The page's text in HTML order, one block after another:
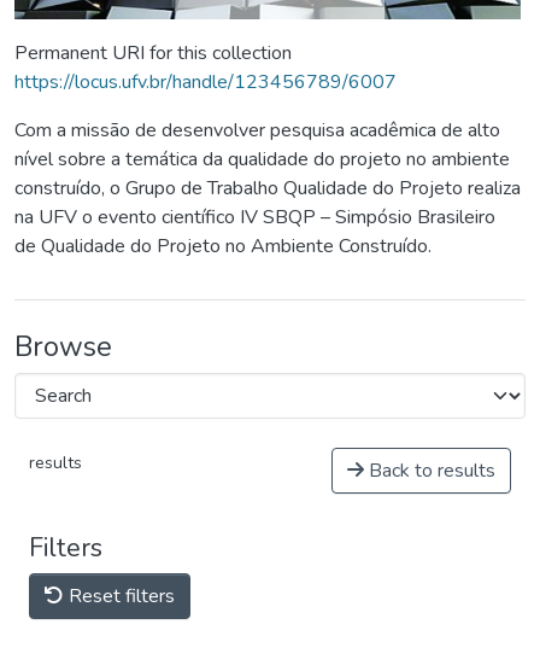
Permanent URI for this collection
https://locus.ufv.br/handle/123456789/6007
Com a missão de desenvolver pesquisa acadêmica de alto
nível sobre a temática da qualidade do projeto no ambiente
construído, o Grupo de Trabalho Qualidade do Projeto realiza
na UFV o evento científico IV SBQP – Simpósio Brasileiro
de Qualidade do Projeto no Ambiente Construído.
Browse
results Back to results
Filters
Reset filters